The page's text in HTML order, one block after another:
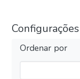
Configurações
Ordenar por